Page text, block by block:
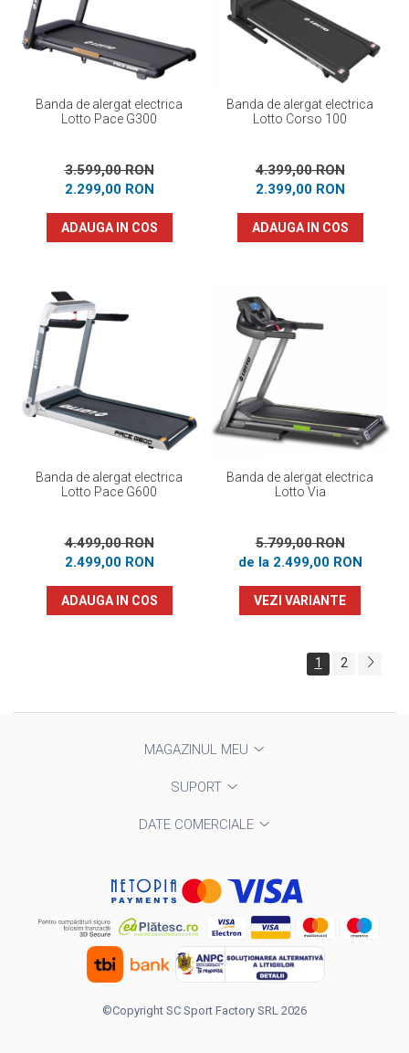
Banda de alergat electrica
Lotto Pace G300
3.599,00 RON
2.299,00 RON
ADAUGA IN COS
Banda de alergat electrica
Lotto Corso 100
4.399,00 RON
2.399,00 RON
ADAUGA IN COS
Banda de alergat electrica
Lotto Pace G600
4.499,00 RON
2.499,00 RON
ADAUGA IN COS
Banda de alergat electrica
Lotto Via
5.799,00 RON
de la 2.499,00 RON
VEZI VARIANTE
1 2
MAGAZINUL MEU
SUPORT
DATE COMERCIALE
©Copyright SC Sport Factory SRL 2026